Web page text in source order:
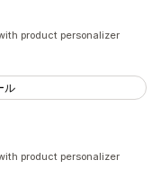
product personalizer
ル
product personalizer